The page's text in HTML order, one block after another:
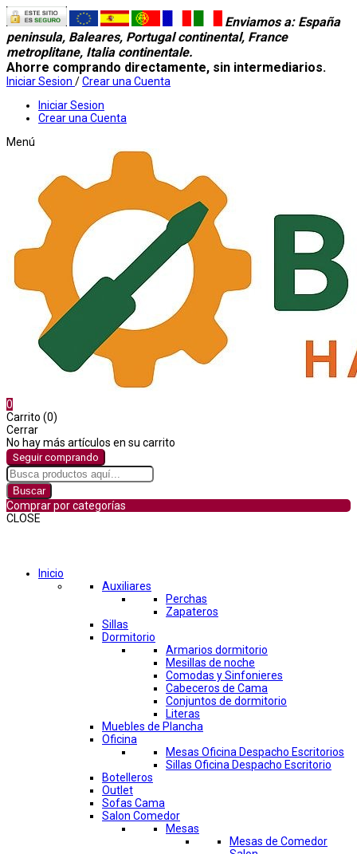
Enviamos a: España
peninsula, Baleares, Portugal continental, France
metroplitane, Italia continentale.
Ahorre comprando directamente, sin intermediarios.
Iniciar Sesion /Crear una Cuenta
Iniciar Sesion
Crear una Cuenta
Menú
0
Carrito (0)
Cerrar
No hay más artículos en su carrito
Seguir comprando
Buscar
Comprar por categorías
CLOSE
Inicio
Auxiliares
Perchas
Zapateros
Sillas
Dormitorio
Armarios dormitorio
Mesillas de noche
Comodas y Sinfonieres
Cabeceros de Cama
Conjuntos de dormitorio
Literas
Muebles de Plancha
Oficina
Mesas Oficina Despacho Escritorios
Sillas Oficina Despacho Escritorio
Botelleros
Outlet
Sofas Cama
Salon Comedor
Mesas
Mesas de Comedor